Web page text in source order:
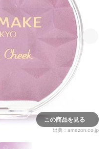
この商品を見る
出典： amazon.co.jp